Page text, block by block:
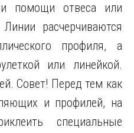
помощи отвеса или
расчерчиваются
профиля, а
или линейкой.
Совет! Перед тем как
и профилей, на
специальные